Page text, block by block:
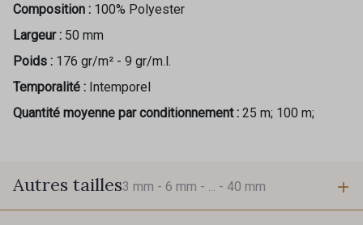
Composition : 100% Polyester
Largeur : 50 mm
Poids : 176 gr/m² - 9 gr/m.l.
Temporalité : Intemporel
Quantité moyenne par conditionnement : 25 m; 100 m;
Autres tailles3 mm - 6 mm - ... - 40 mm